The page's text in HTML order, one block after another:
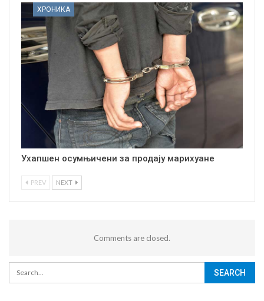
ХРОНИКА
Ухапшен осумњичени за продају марихуане
PREV NEXT
Comments are closed.